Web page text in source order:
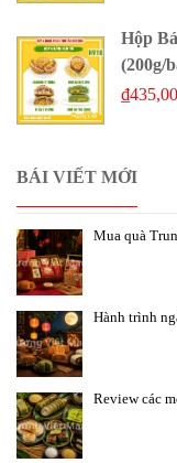
Hộp
(200g/
₫
BÁI VIẾT MỚI
Mua quà
Hành trình
Review các